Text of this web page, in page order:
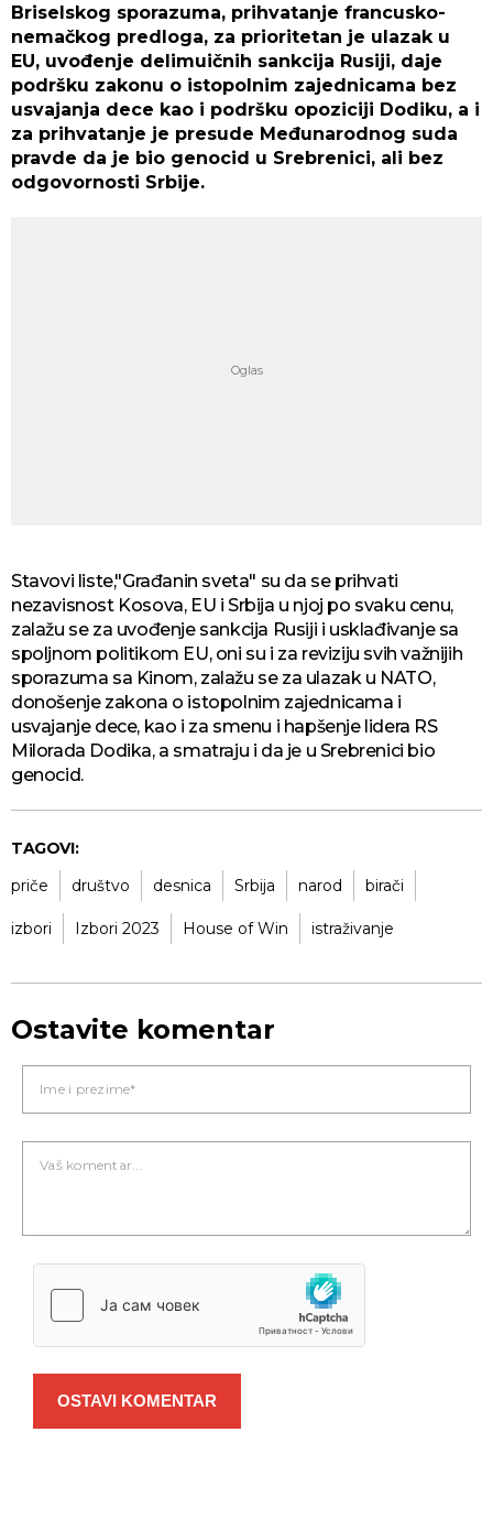
Briselskog sporazuma, prihvatanje francusko-
nemačkog predloga, za prioritetan je ulazak u
EU, uvođenje delimuičnih sankcija Rusiji, daje
podršku zakonu o istopolnim zajednicama bez
usvajanja dece kao i podršku opoziciji Dodiku, a i
za prihvatanje je presude Međunarodnog suda
pravde da je bio genocid u Srebrenici, ali bez
odgovornosti Srbije.
Stavovi liste,"Građanin sveta" su da se prihvati
nezavisnost Kosova, EU i Srbija u njoj po svaku cenu,
zalažu se za uvođenje sankcija Rusiji i usklađivanje sa
spoljnom politikom EU, oni su i za reviziju svih važnijih
sporazuma sa Kinom, zalažu se za ulazak u NATO,
donošenje zakona o istopolnim zajednicama i
usvajanje dece, kao i za smenu i hapšenje lidera RS
Milorada Dodika, a smatraju i da je u Srebrenici bio
genocid.
TAGOVI:
priče
društvo desnica Srbija narod birači
izbori Izbori 2023 House of Win istraživanje
Ostavite komentar
OSTAVI KOMENTAR